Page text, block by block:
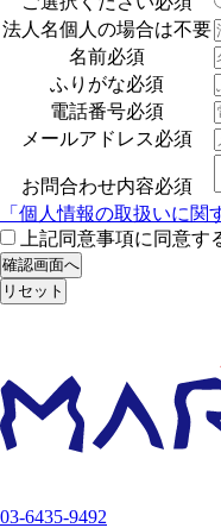
法人名個人の場合は不要
名前必須
ふりがな必須
電話番号必須
メールアドレス必須
お問合わせ内容必須
「個人情報の取扱いに関
上記同意事項に同意す
03-6435-9492